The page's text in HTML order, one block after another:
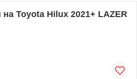
на Toyota Hilux 2021+ LAZER